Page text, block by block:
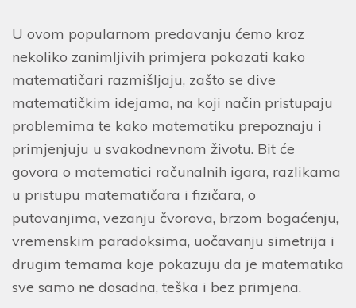
U ovom popularnom predavanju ćemo kroz
nekoliko zanimljivih primjera pokazati kako
matematičari razmišljaju, zašto se dive
matematičkim idejama, na koji način pristupaju
problemima te kako matematiku prepoznaju i
primjenjuju u svakodnevnom životu. Bit će
govora o matematici računalnih igara, razlikama
u pristupu matematičara i fizičara, o
putovanjima, vezanju čvorova, brzom bogaćenju,
vremenskim paradoksima, uočavanju simetrija i
drugim temama koje pokazuju da je matematika
sve samo ne dosadna, teška i bez primjena.